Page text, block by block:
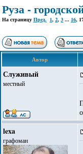
Руза -
На страницу Пред. 1, 2, 3 ... 16,
Автор
Служивый
местный
lexa
графоман